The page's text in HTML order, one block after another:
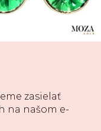
zasielať
na našom e-